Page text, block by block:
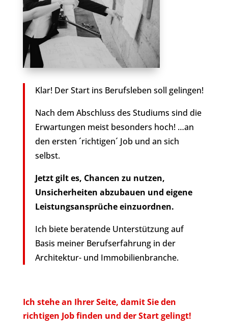
Klar! Der Start ins Berufsleben soll gelingen!
Nach dem Abschluss des Studiums sind die
Erwartungen meist besonders hoch! …an
den ersten ´richtigen´ Job und an sich
selbst.
Jetzt gilt es, Chancen zu nutzen,
Unsicherheiten abzubauen und eigene
Leistungsansprüche einzuordnen.
Ich biete beratende Unterstützung auf
Basis meiner Berufserfahrung in der
Architektur- und Immobilienbranche.
Ich stehe an Ihrer Seite, damit Sie den
richtigen Job finden und der Start gelingt!